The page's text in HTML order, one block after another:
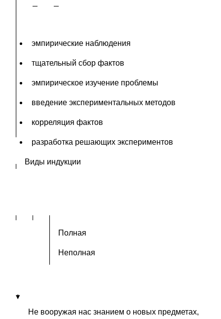
эмпирические наблюдения
тщательный сбор фактов
эмпирическое изучение проблемы
введение экспериментальных методов
корреляция фактов
разработка решающих экспериментов
Виды индукции
Полная
Неполная
Не вооружая нас знанием о новых предметах,